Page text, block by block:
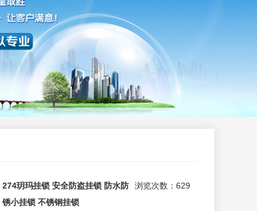
浏览次数：629
274玥玛挂锁 安全防盗挂锁 防水防
锈小挂锁 不锈钢挂锁